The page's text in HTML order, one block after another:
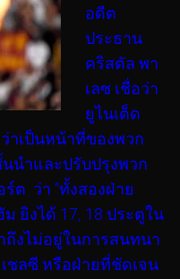
อดีต
ประธาน
คริสตัล พา
เลซ เชื่อว่า
ยูไนเต็ด
าเป็นหน้าที่ของพวก
นำและปรับปรุงพวก
ต ว่า “ทั้งสองฝ่าย
ยิงได้ 17, 18 ประตูใน
ถึงไม่อยู่ในการสนทนา
ชลซี หรือฝ่ายที่ชัดเจน